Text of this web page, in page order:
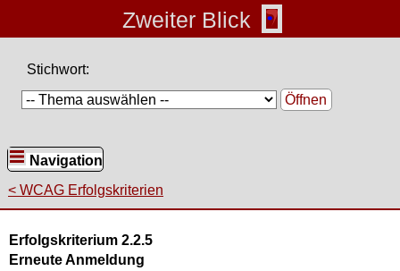
Zweiter Blick
Stichwort:
Öffnen
Navigation
WCAG Erfolgskriterien
Erfolgskriterium 2.2.5
Erneute Anmeldung